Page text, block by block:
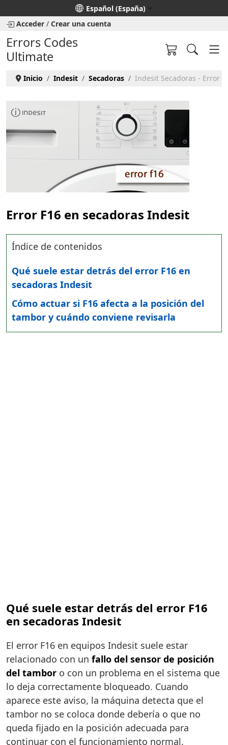
Seleccione su idioma
Español (España)
Acceder / Crear una cuenta
Errors Codes
Ultimate
Inicio Indesit Secadoras Indesit Secadoras - Error
Error F16 en secadoras Indesit
Índice de contenidos
Qué suele estar detrás del error F16 en
secadoras Indesit
Cómo actuar si F16 afecta a la posición del
tambor y cuándo conviene revisarla
Qué suele estar detrás del error F16
en secadoras Indesit
El error F16 en equipos Indesit suele estar
relacionado con un fallo del sensor de posición
del tambor o con un problema en el sistema que
lo deja correctamente bloqueado. Cuando
aparece este aviso, la máquina detecta que el
tambor no se coloca donde debería o que no
queda fijado en la posición adecuada para
continuar con el funcionamiento normal.